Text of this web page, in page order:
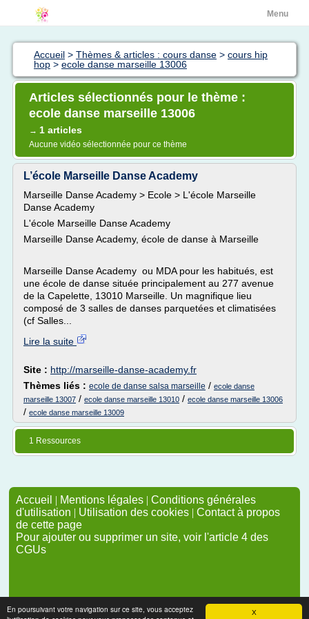
X
En poursuivant votre navigation sur ce site, vous acceptez
Menu
Accueil > Thèmes & articles : cours danse > cours hip
hop > ecole danse marseille 13006
Articles sélectionnés pour le thème :
ecole danse marseille 13006
→ 1 articles
Aucune vidéo sélectionnée pour ce thème
L’école Marseille Danse Academy
Marseille Danse Academy > Ecole > L'école Marseille
Danse Academy
L'école Marseille Danse Academy
Marseille Danse Academy, école de danse à Marseille
Marseille Danse Academy ou MDA pour les habitués, est
une école de danse située principalement au 277 avenue
de la Capelette, 13010 Marseille. Un magnifique lieu
composé de 3 salles de danses parquetées et climatisées
(cf Salles...
Lire la suite
Site : http://marseille-danse-academy.fr
Thèmes liés : ecole de danse salsa marseille / ecole danse
marseille 13007 / ecole danse marseille 13010 / ecole danse marseille 13006
/ ecole danse marseille 13009
1 Ressources
Accueil | Mentions légales | Conditions générales
d'utilisation | Utilisation des cookies | Contact à propos
de cette page
Pour ajouter ou supprimer un site, voir l'article 4 des
CGUs